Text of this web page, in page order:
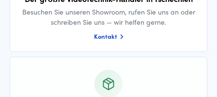
Besuchen Sie unseren Showroom, rufen Sie uns an oder
schreiben Sie uns — wir helfen gerne.
Kontakt